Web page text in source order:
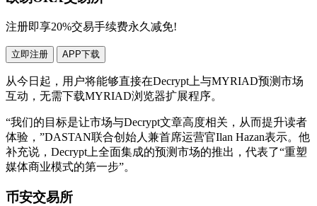
注册即享20%交易手续费永久减免!
立即注册 APP下载
从今日起，用户将能够直接在Decrypt上与MYRIAD预测市场
互动，无需下载MYRIAD浏览器扩展程序。
“我们的目标是让市场与Decrypt文章高度相关，从而提升读者
体验，”DASTAN联合创始人兼首席运营官Ilan Hazan表示。他
补充说，Decrypt上全面集成的预测市场的推出，代表了“重塑
媒体商业模式的第一步”。
币安交易所